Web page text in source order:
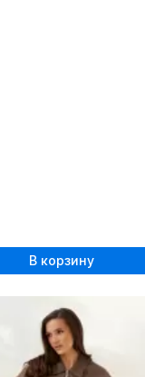
В корзину